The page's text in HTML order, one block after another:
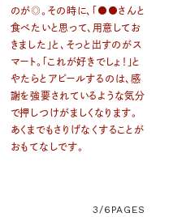
のが◎。その時に、「●●さんと
食べたいと思って、用意してお
きました」と、そっと出すのがス
マート。「これが好きでしょ！」と
やたらとアピールするのは、感
謝を強要されているような気分
で押しつけがましくなります。
あくまでもさりげなくすることが
おもてなしです。
3/6 PAGES